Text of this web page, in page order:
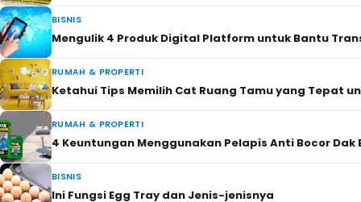
BISNIS
Mengulik 4 Produk Digital Platform untuk Bantu
RUMAH & PROPERTI
Ketahui Tips Memilih Cat Ruang Tamu yang Tepat
RUMAH & PROPERTI
4 Keuntungan Menggunakan Pelapis Anti Bocor
BISNIS
Ini Fungsi Egg Tray dan Jenis-jenisnya